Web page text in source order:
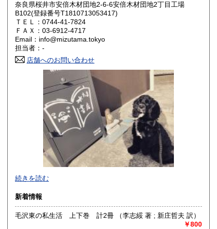
600円 600円
山口県 600円
香川県 600円
高知県 600円
600円
600円 大分県
600円 鹿児島県
600円
奈良県桜井市安倍木材団地2-6-6安倍木材団地2丁目工場
B102(登録番号T1810713053417)
ＴＥＬ：0744-41-7824
ＦＡＸ：03-6912-4717
Email：info@mizutama.tokyo
担当者：-
店舗へのお問い合わせ
続きを読む
新着情報
毛沢東の私生活 上下巻 計2冊 （李志綏 著 ; 新庄哲夫 訳）
￥800